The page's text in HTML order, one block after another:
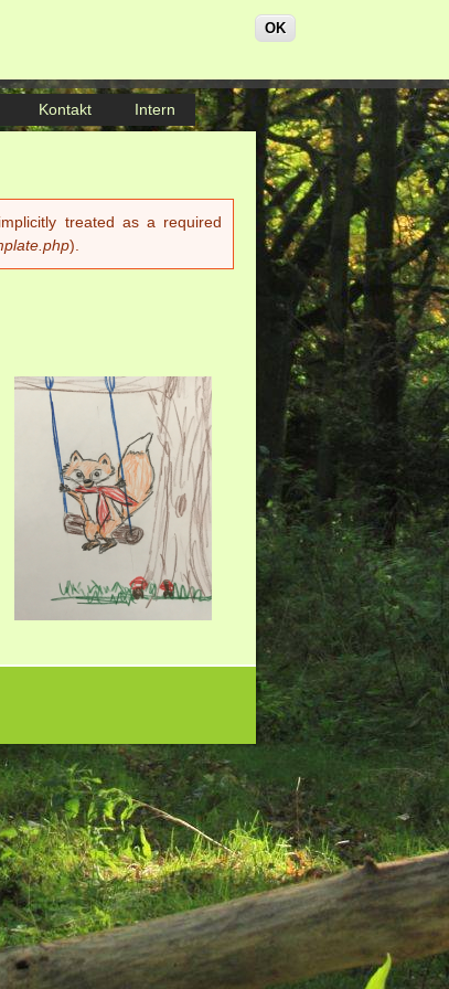
OK
Kontakt Intern
treated as a required
).